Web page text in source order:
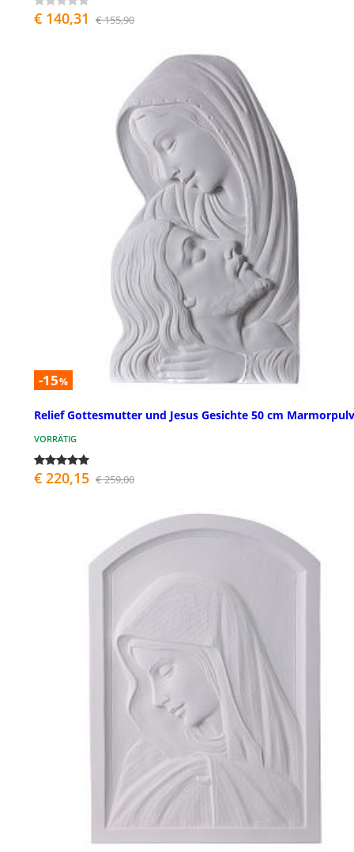
€ 140,31 € 155,90
-15%
Relief Gottesmutter und Jesus Gesichte 50 cm
VORRÄTIG
€ 220,15 € 259,00